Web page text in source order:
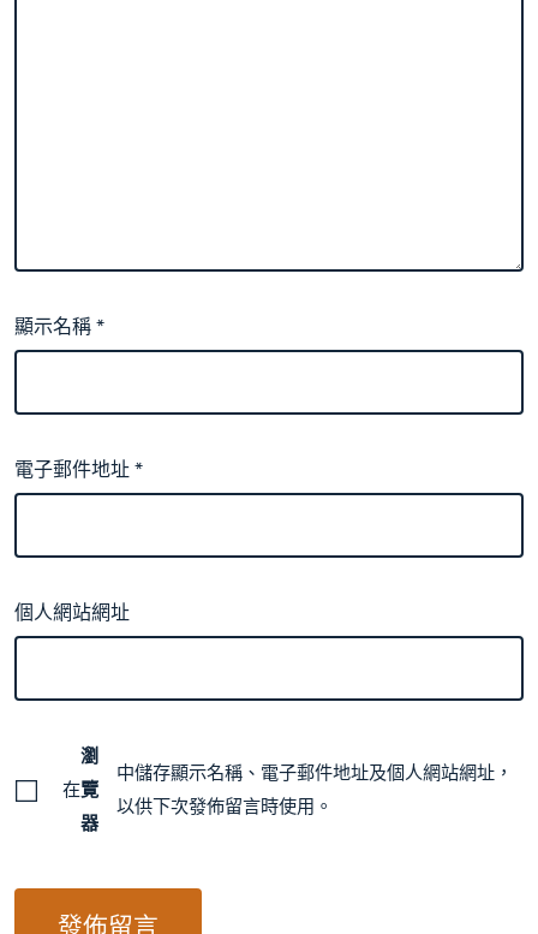
顯示名稱*
電子郵件地址*
個人網站網址
在
瀏
覽
器
中儲存顯示名稱、電子郵件地址及個人網站網址，
以供下次發佈留言時使用。